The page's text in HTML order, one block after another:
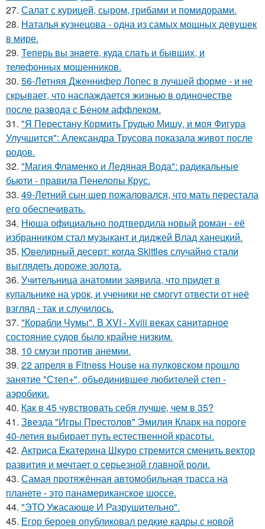
27. Салат с курицей, сыром, грибами и помидорами.
28. Наталья кузнецова - одна из самых мощных девушек
в мире.
29. Теперь вы знaетe, куда слать и бывших, и
телeфонныx мошенников.
30. 56-Летняя Дженнифер Лопес в лучшей форме - и не
скрывает, что наслаждается жизнью в одиночестве
после развода с Беном аффлеком.
31. "Я Перестану Кормить Грудью Мишу, и моя Фигура
Улучшится": Александра Трусова показала живот после
родов.
32. "Магия Фламенко и Ледяная Вода": радикальные
бьюти - правила Пенелопы Крус.
33. 49-Летний сын шер пожаловался, что мать перестала
его обеспечивать.
34. Нюша официально подтвердила новый роман - её
избранником стал музыкант и диджей Влад ханецкий.
35. Ювелирный десерт: когда Skittles случайно стали
выглядеть дороже золота.
36. Учительница анатомии заявила, что придет в
купальнике на урок, и ученики не смогут отвести от неё
взгляд - так и случилось.
37. "Корабли Чумы". В XVI - Xviii веках санитарное
состояние судов было крайне низким.
38. 10 смузи против анемии.
39. 22 апреля в Fitness House на пулковском прошло
занятие "Степ+", объединившее любителей степ -
аэробики.
40. Как в 45 чувствовать себя лучше, чем в 35?
41. Звезда "Игры Престолов" Эмилия Кларк на пороге
40-летия выбирает путь естественной красоты.
42. Актриса Екатерина Шкуро стремится сменить вектор
развития и мечтает о серьезной главной роли.
43. Самая протяжённая автомобильная трасса на
планете - это панамериканское шоссе.
44. "ЭТО Ужасающе И Разрушительно".
45. Егор бероев опубликовал редкие кадры с новой